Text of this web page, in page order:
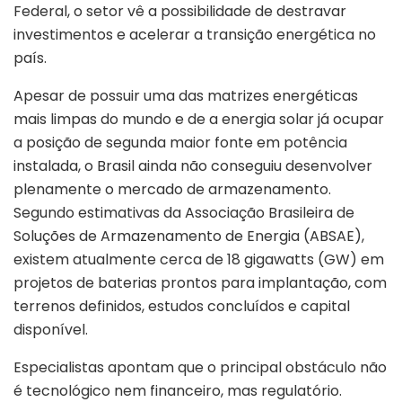
Federal, o setor vê a possibilidade de destravar
investimentos e acelerar a transição energética no
país.
Apesar de possuir uma das matrizes energéticas
mais limpas do mundo e de a energia solar já ocupar
a posição de segunda maior fonte em potência
instalada, o Brasil ainda não conseguiu desenvolver
plenamente o mercado de armazenamento.
Segundo estimativas da Associação Brasileira de
Soluções de Armazenamento de Energia (ABSAE),
existem atualmente cerca de 18 gigawatts (GW) em
projetos de baterias prontos para implantação, com
terrenos definidos, estudos concluídos e capital
disponível.
Especialistas apontam que o principal obstáculo não
é tecnológico nem financeiro, mas regulatório.